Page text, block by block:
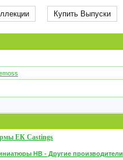
Купить Выпуски
EК Castings
НВ - Другие производители